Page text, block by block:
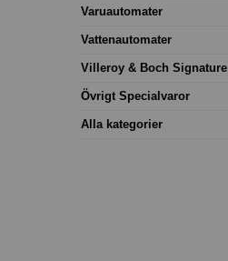
Varuautomater
Vattenautomater
Villeroy & Boch Signature
Övrigt Specialvaror
Alla kategorier